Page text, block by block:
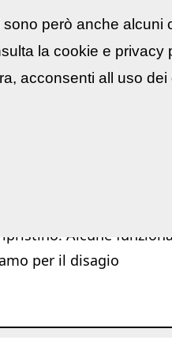
🇮🇹 Italiano
Alcune
per il disagio
però anche alcuni
la cookie e privacy
acconsenti all uso dei